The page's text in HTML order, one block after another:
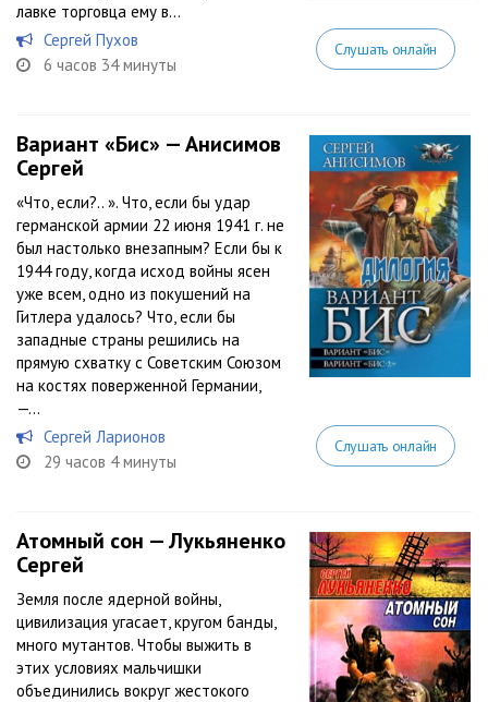
лавке торговца ему в...
Сергей Пухов
6 часов 34 минуты
Слушать онлайн
Вариант «Бис» — Анисимов
Сергей
«Что, если?.. ». Что, если бы удар
германской армии 22 июня 1941 г. не
был настолько внезапным? Если бы к
1944 году, когда исход войны ясен
уже всем, одно из покушений на
Гитлера удалось? Что, если бы
западные страны решились на
прямую схватку с Советским Союзом
на костях поверженной Германии,
—...
Сергей Ларионов
29 часов 4 минуты
Слушать онлайн
Атомный сон — Лукьяненко
Сергей
Земля после ядерной войны,
цивилизация угасает, кругом банды,
много мутантов. Чтобы выжить в
этих условиях мальчишки
объединились вокруг жестокого